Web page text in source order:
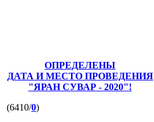
ОПРЕДЕЛЕНЫ
ДАТА И МЕСТО ПРОВЕДЕНИЯ
"ЯРАН СУВАР - 2020"!
(6410/0)